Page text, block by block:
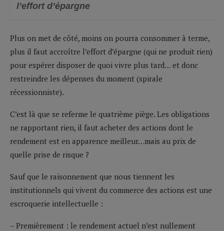
l’effort d’épargne
Plus on met de côté, moins on pourra consommer à terme,
plus il faut accroître l’effort d’épargne (qui ne produit rien)
pour espérer disposer de quoi vivre plus tard… et donc
restreindre les dépenses du moment (spirale
récessionniste).
C’est là que se referme le quatrième piège. Les obligations
ne rapportant rien, il faut acheter des actions dont le
rendement est en apparence meilleur…mais au prix de
quelle prise de risque ?
Sauf que le raisonnement que nous tiennent les
institutionnels qui vivent du commerce des actions est une
escroquerie intellectuelle :
– Premièrement : le rendement actuel n’est nullement